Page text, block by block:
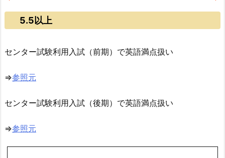
5.5以上
センター試験利用入試（前期）で英語満点扱い
⇒参照元
センター試験利用入試（後期）で英語満点扱い
⇒参照元